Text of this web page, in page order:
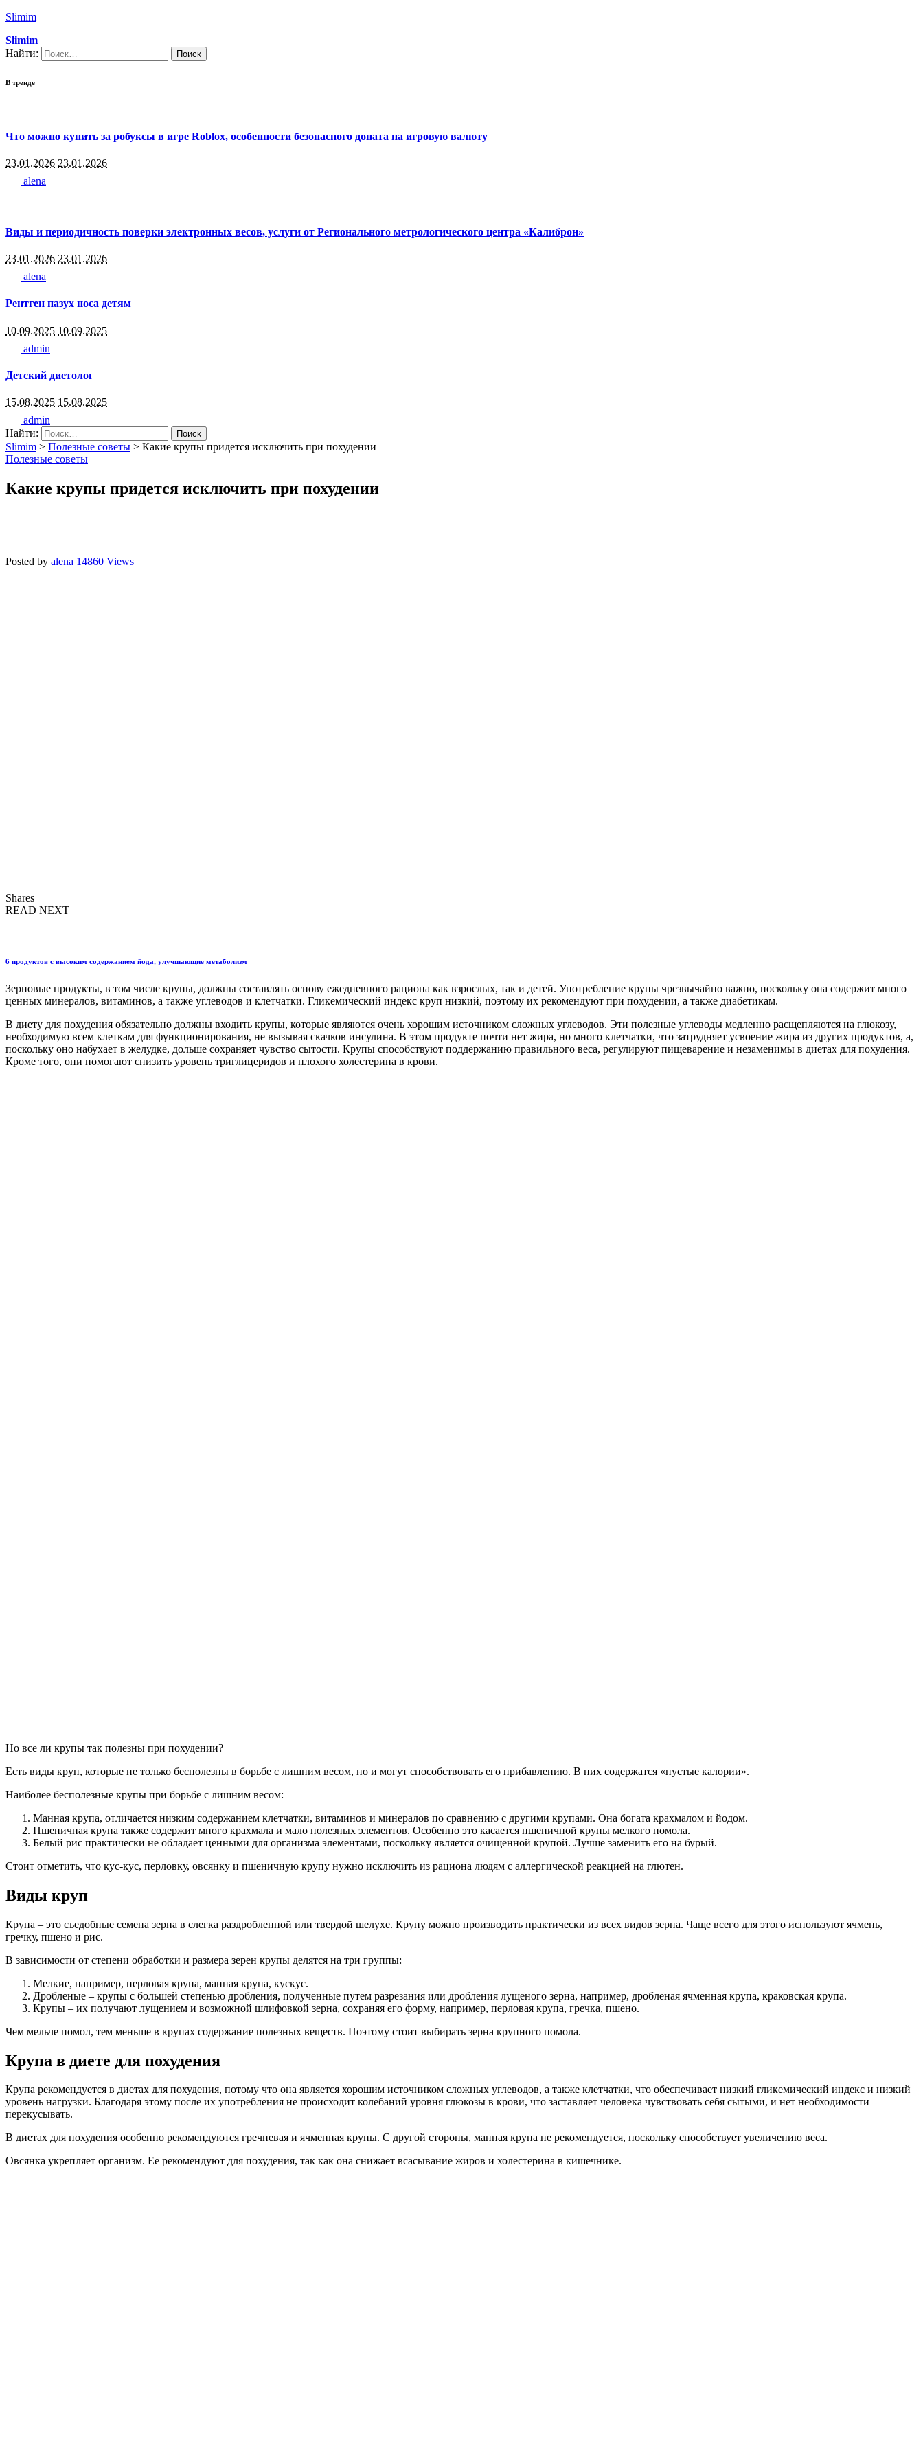
Slimim
Slimim
Найти:
В тренде
Что можно купить за робуксы в игре Roblox, особенности безопасного доната на игровую валюту
23.01.2026 23.01.2026
alena
Виды и периодичность поверки электронных весов, услуги от Регионального метрологического центра «Калиброн»
23.01.2026 23.01.2026
alena
Рентген пазух носа детям
10.09.2025 10.09.2025
admin
Детский диетолог
15.08.2025 15.08.2025
admin
Найти:
Slimim > Полезные советы > Какие крупы придется исключить при похудении
Полезные советы
Какие крупы придется исключить при похудении
Posted by alena 14860 Views
Shares
READ NEXT
6 продуктов с высоким содержанием йода, улучшающие метаболизм
Зерновые продукты, в том числе крупы, должны составлять основу ежедневного рациона как взрослых, так и детей. Употребление крупы чрезвычайно важно, поскольку она содержит много
ценных минералов, витаминов, а также углеводов и клетчатки. Гликемический индекс круп низкий, поэтому их рекомендуют при похудении, а также диабетикам.
В диету для похудения обязательно должны входить крупы, которые являются очень хорошим источником сложных углеводов. Эти полезные углеводы медленно расщепляются на глюкозу,
необходимую всем клеткам для функционирования, не вызывая скачков инсулина. В этом продукте почти нет жира, но много клетчатки, что затрудняет усвоение жира из других продуктов, а,
поскольку оно набухает в желудке, дольше сохраняет чувство сытости. Крупы способствуют поддержанию правильного веса, регулируют пищеварение и незаменимы в диетах для похудения.
Кроме того, они помогают снизить уровень триглицеридов и плохого холестерина в крови.
Но все ли крупы так полезны при похудении?
Есть виды круп, которые не только бесполезны в борьбе с лишним весом, но и могут способствовать его прибавлению. В них содержатся «пустые калории».
Наиболее бесполезные крупы при борьбе с лишним весом:
Манная крупа, отличается низким содержанием клетчатки, витаминов и минералов по сравнению с другими крупами. Она богата крахмалом и йодом.
Пшеничная крупа также содержит много крахмала и мало полезных элементов. Особенно это касается пшеничной крупы мелкого помола.
Белый рис практически не обладает ценными для организма элементами, поскольку является очищенной крупой. Лучше заменить его на бурый.
Стоит отметить, что кус-кус, перловку, овсянку и пшеничную крупу нужно исключить из рациона людям с аллергической реакцией на глютен.
Виды круп
Крупа – это съедобные семена зерна в слегка раздробленной или твердой шелухе. Крупу можно производить практически из всех видов зерна. Чаще всего для этого используют ячмень,
гречку, пшено и рис.
В зависимости от степени обработки и размера зерен крупы делятся на три группы:
Мелкие, например, перловая крупа, манная крупа, кускус.
Дробленые – крупы с большей степенью дробления, полученные путем разрезания или дробления лущеного зерна, например, дробленая ячменная крупа, краковская крупа.
Крупы – их получают лущением и возможной шлифовкой зерна, сохраняя его форму, например, перловая крупа, гречка, пшено.
Чем мельче помол, тем меньше в крупах содержание полезных веществ. Поэтому стоит выбирать зерна крупного помола.
Крупа в диете для похудения
Крупа рекомендуется в диетах для похудения, потому что она является хорошим источником сложных углеводов, а также клетчатки, что обеспечивает низкий гликемический индекс и низкий
уровень нагрузки. Благодаря этому после их употребления не происходит колебаний уровня глюкозы в крови, что заставляет человека чувствовать себя сытыми, и нет необходимости
перекусывать.
В диетах для похудения особенно рекомендуются гречневая и ячменная крупы. С другой стороны, манная крупа не рекомендуется, поскольку способствует увеличению веса.
Овсянка укрепляет организм. Ее рекомендуют для похудения, так как она снижает всасывание жиров и холестерина в кишечнике.